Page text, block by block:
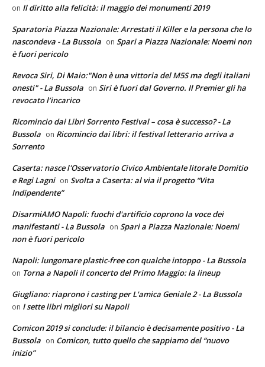
on Il diritto alla felicità: il maggio dei monumenti 2019
Sparatoria Piazza Nazionale: Arrestati il Killer e la persona che lo
nascondeva - La Bussola on Spari a Piazza Nazionale: Noemi non
è fuori pericolo
Revoca Siri, Di Maio:"Non è una vittoria del M5S ma degli italiani
onesti" - La Bussola on Siri è fuori dal Governo. Il Premier gli ha
revocato l’incarico
Ricomincio dai Libri Sorrento Festival – cosa è successo? - La
Bussola on Ricomincio dai libri: il festival letterario arriva a
Sorrento
Caserta: nasce l'Osservatorio Civico Ambientale litorale Domitio
e Regi Lagni on Svolta a Caserta: al via il progetto “Vita
Indipendente”
DisarmiAMO Napoli: fuochi d'artificio coprono la voce dei
manifestanti - La Bussola on Spari a Piazza Nazionale: Noemi
non è fuori pericolo
Napoli: lungomare plastic-free con qualche intoppo - La Bussola
on Torna a Napoli il concerto del Primo Maggio: la lineup
Giugliano: riaprono i casting per L'amica Geniale 2 - La Bussola
on I sette libri migliori su Napoli
Comicon 2019 si conclude: il bilancio è decisamente positivo - La
Bussola on Comicon, tutto quello che sappiamo del “nuovo
inizio”